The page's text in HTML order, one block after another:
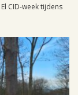
CID-week tijdens